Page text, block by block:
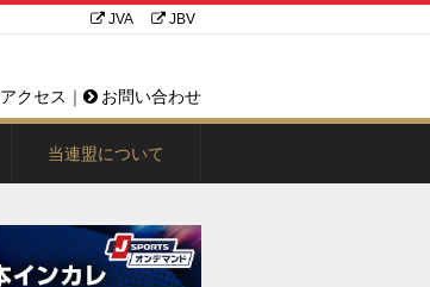
JVA JBV
アクセス ｜ お問い合わせ
当連盟について